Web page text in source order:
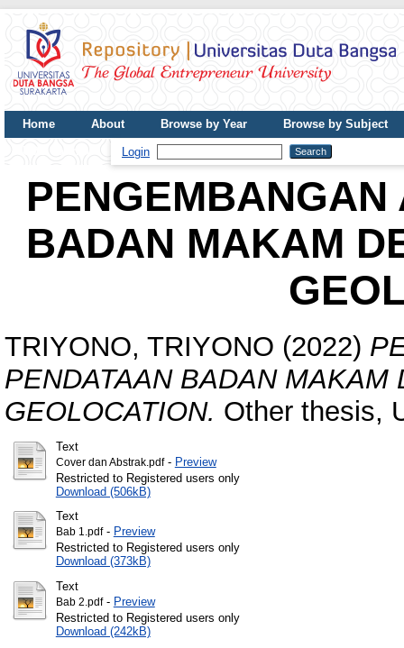
Home About Browse by Year
Browse by Subject
Login
BADAN MAKAM
TRIYONO, TRIYONO (2022)
PENDATAAN BADAN MAKAM
GEOLOCATION. Other thesis,
Text
Cover dan Abstrak.pdf- Preview
Restricted to Registered users only
Download (506kB)
Text
Bab 1.pdf- Preview
Restricted to Registered users only
Download (373kB)
Text
Bab 2.pdf- Preview
Restricted to Registered users only
Download (242kB)